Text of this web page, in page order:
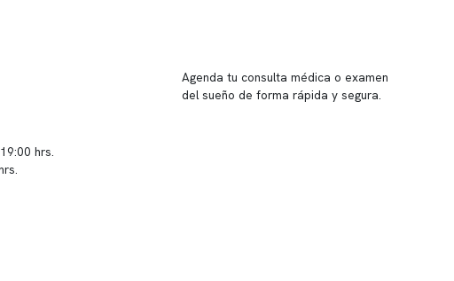
hrs.
Agenda tu consulta médica o examen
del sueño de forma rápida y segura.